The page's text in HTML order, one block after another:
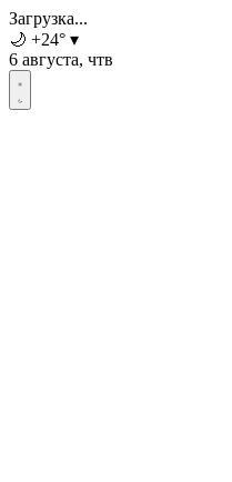
Загрузка...
🌙 +24° ▾
6 августа, чтв